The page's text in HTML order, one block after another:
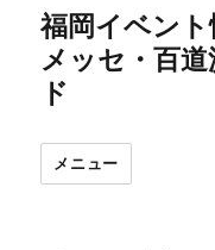
福岡イベン
メッセ・百
ド
メニュー